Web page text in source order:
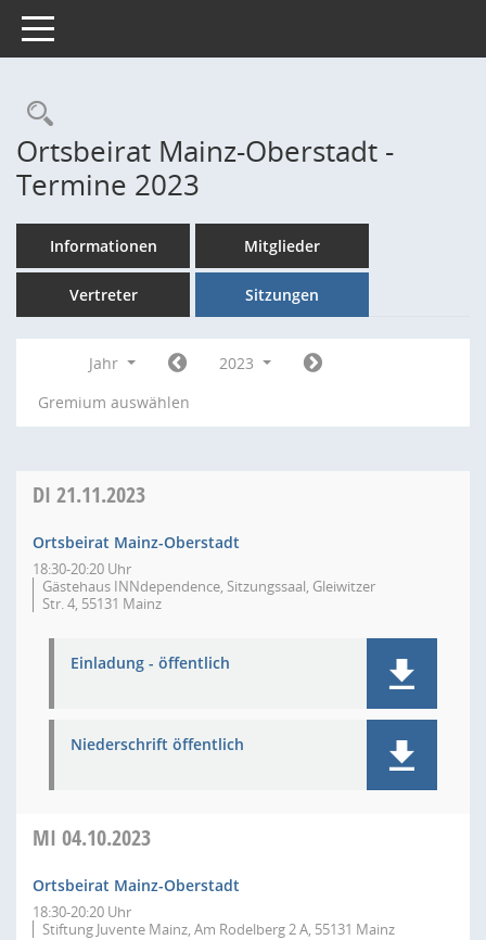
Toggle navigation
Rechercheauswahl
Ortsbeirat Mainz-Oberstadt -
Termine 2023
Informationen Mitglieder
Vertreter Sitzungen
Jahr
2023
Gremium auswählen
DI 21.11.2023
Ortsbeirat Mainz-Oberstadt
18:30-20:20 Uhr
Gästehaus INNdependence, Sitzungssaal, Gleiwitzer
Str. 4, 55131 Mainz
Einladung - öffentlich
Niederschrift öffentlich
MI 04.10.2023
Ortsbeirat Mainz-Oberstadt
18:30-20:20 Uhr
Stiftung Juvente Mainz, Am Rodelberg 2 A, 55131 Mainz